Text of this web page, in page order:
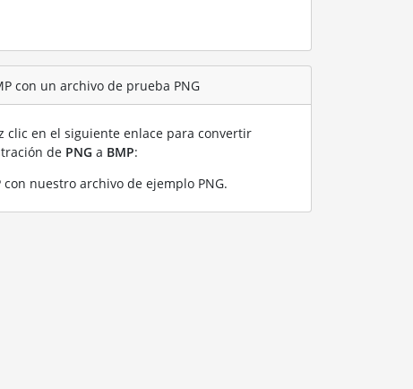
con un archivo de prueba PNG
clic en el siguiente enlace para convertir
de PNG a BMP:
con nuestro archivo de ejemplo PNG.